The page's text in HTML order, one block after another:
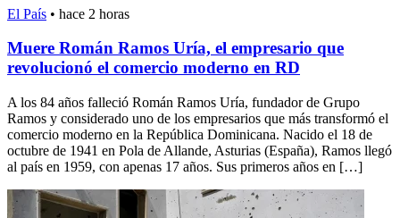
El País • hace 2 horas
Muere Román Ramos Uría, el empresario que
revolucionó el comercio moderno en RD
A los 84 años falleció Román Ramos Uría, fundador de Grupo
Ramos y considerado uno de los empresarios que más transformó el
comercio moderno en la República Dominicana. Nacido el 18 de
octubre de 1941 en Pola de Allande, Asturias (España), Ramos llegó
al país en 1959, con apenas 17 años. Sus primeros años en […]